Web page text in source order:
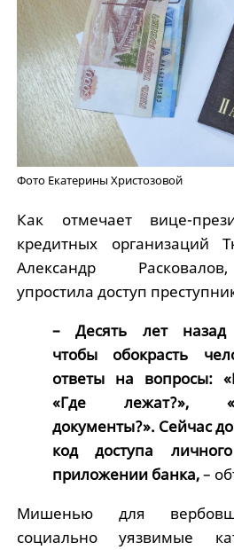
Фото Екатерины Христозовой
Как отмечает вице-
кредитных организаций
Александр
упростила доступ
– Десять лет назад
чтобы обокрасть
ответы на вопросы:
«Где лежат?»,
документы?». Сейчас
код доступа
приложении банка,–
Мишенью для
социально уязвимые